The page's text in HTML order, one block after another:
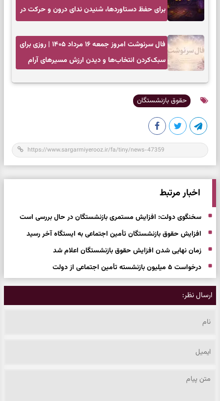
برای حفظ دستاوردها، شنیدن ندای درون و حرکت در
فال سرنوشت امروز جمعه ۱۶ مرداد ۱۴۰۵ | روزی برای
سبک‌کردن انتخاب‌ها و دیدن ارزش مسیرهای آرام
حقوق بازنشستگان
اخبار مرتبط
سخنگوی دولت: افزایش مستمری بازنشستگان در حال بررسی است
افزایش حقوق بازنشستگان تأمین اجتماعی به ایستگاه آخر رسید
زمان نهایی شدن افزایش حقوق بازنشستگان اعلام شد
درخواست ۵ میلیون بازنشسته تأمین اجتماعی از دولت
ارسال نظر: